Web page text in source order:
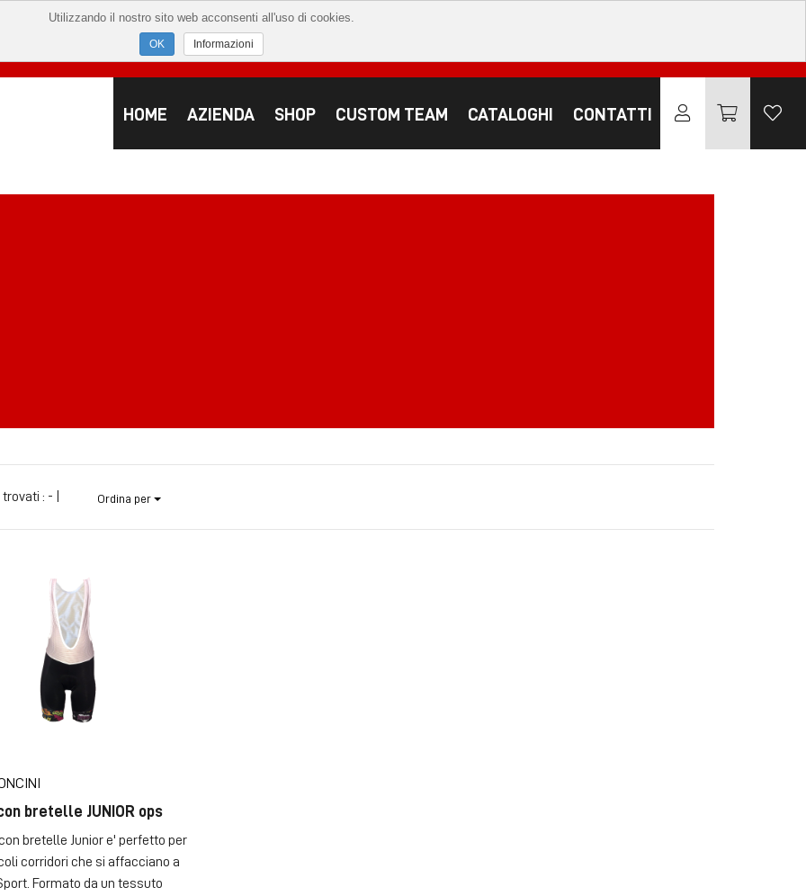
HOME AZIENDA SHOP CUSTOM TEAM CATALOGHI CONTATTI
: - | Ordina per
bretelle JUNIOR ops
bretelle Junior e' perfetto per
corridori che si affacciano a
Formato da un tessuto
Utilizzando il nostro sito web acconsenti all'uso di cookies.
Informazioni